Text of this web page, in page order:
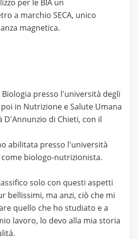
per le BIA un
a marchio SECA, unico
magnetica.
presso l'università degli
in Nutrizione e Salute Umana
di Chieti, con il
abilitata presso l'università
come biologo-nutrizionista.
solo con questi aspetti
bellissimi, ma anzi, ciò che mi
quello che ho studiato e a
lavoro, lo devo alla mia storia